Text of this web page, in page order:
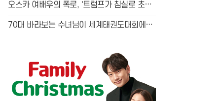
나!!
오스카 여배우의 폭로, '트럼프가 침실로 초대
했다'...27년 만에 밝혀진 충격 스캔들
70대 바라보는 수녀님이 세계태권도대회에서